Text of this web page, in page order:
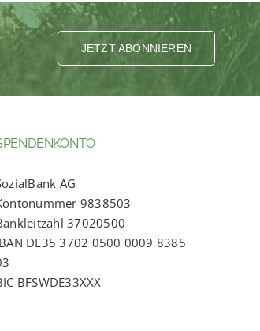
JETZT ABONNIEREN
AG
9838503
37020500
DE35 3702 0500 0009 8385
BFSWDE33XXX